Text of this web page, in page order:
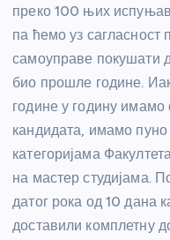
преко 100 њих
па ћемо уз сагласност
самоуправе покушати
био прошле године.
године у годину
кандидата, имамо
категоријама
на мастер студијама.
датог рока од 10 дана
доставили комплетну